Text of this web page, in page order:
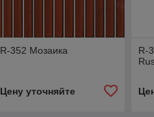
R-352 Мозаика
Цену уточняйте
R-